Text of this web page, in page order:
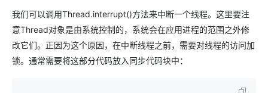
我们可以调用Thread.interrupt()方法来中断一个线程。这里要注
意Thread对象是由系统控制的，系统会在应用进程的范围之外修
改它们。正因为这个原因，在中断线程之前，需要对线程的访问加
锁。通常需要将这部分代码放入同步代码块中：